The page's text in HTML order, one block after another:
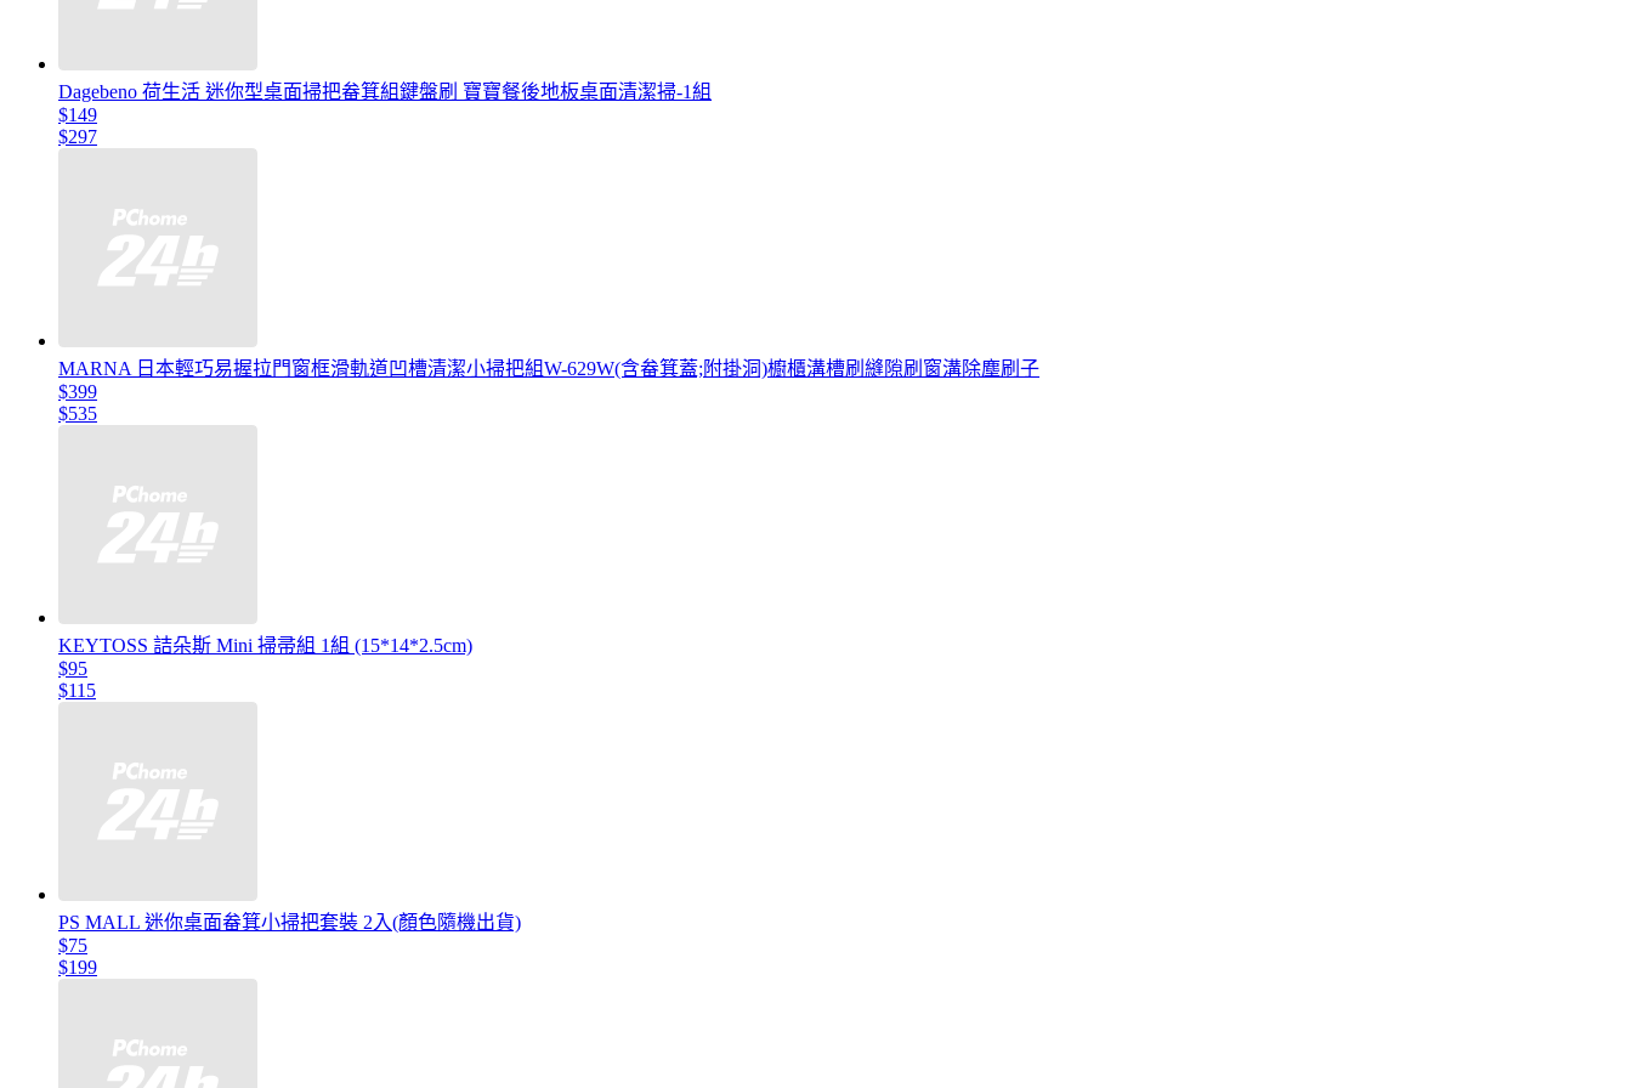
Dagebeno 荷生活 迷你型桌面掃把畚箕組鍵盤刷 寶寶餐後地板桌面清潔掃-1組
$149
$297
MARNA 日本輕巧易握拉門窗框滑軌道凹槽清潔小掃把組W-629W(含畚箕蓋;附掛洞)櫥櫃溝槽刷縫隙刷窗溝除塵刷子
$399
$535
KEYTOSS 詰朵斯 Mini 掃帚組 1組 (15*14*2.5cm)
$95
$115
PS MALL 迷你桌面畚箕小掃把套裝 2入(顏色隨機出貨)
$75
$199